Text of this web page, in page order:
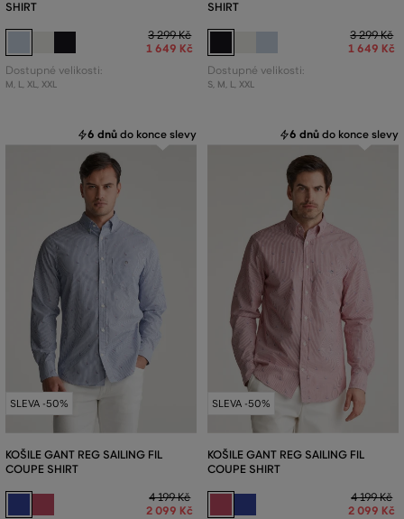
SHIRT
3 299 Kč
1 649 Kč
Dostupné velikosti:
M L XL XXL
SHIRT
3 299 Kč
1 649 Kč
Dostupné velikosti:
S, M L XXL
6 dnů do konce slevy
SLEVA -50%
KOŠILE GANT REG SAILING FIL
COUPE SHIRT
4 199 Kč
2 099 Kč
6 dnů do konce slevy
SLEVA -50%
KOŠILE GANT REG SAILING FIL
COUPE SHIRT
4 199 Kč
2 099 Kč